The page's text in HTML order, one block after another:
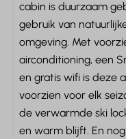
Tuin
Tuinmeubels
Verwarmde
Locatie
Centrale ligging
Dichtbij het
cabin is duurzaam
gebruik van
omgeving. Met
airconditioning, een
en gratis wifi is deze
voorzien voor elk
de verwarmde ski
en warm blijft. En